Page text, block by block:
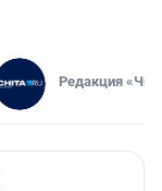
Редакция